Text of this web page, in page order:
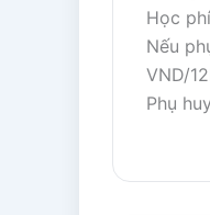
Học
Nếu
VND/
Phụ